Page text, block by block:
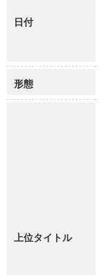
日付
形態
上位タイトル